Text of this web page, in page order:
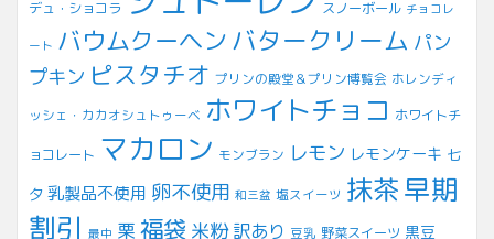
デュ・ショコラ スノーボール チョコレ
ート バウムクーヘンバタークリーム パン
プキン ピスタチオ プリンの殿堂＆プリン博覧会 ホレンディ
ッシェ・カカオシュトゥーベ ホワイトチョコ ホワイトチ
ョコレート マカロン モンブラン レモン レモンケーキ 七
夕 乳製品不使用 卵不使用 和三盆 塩スイーツ 抹茶早期
割引 最中 栗 福袋 米粉 訳あり 豆乳 野菜スイーツ 黒豆